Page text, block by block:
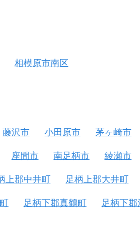
相模原市南区
藤沢市 小田原市 茅ヶ崎市
座間市 南足柄市 綾瀬市
上郡中井町 足柄上郡大井町
足柄下郡真鶴町 足柄下郡